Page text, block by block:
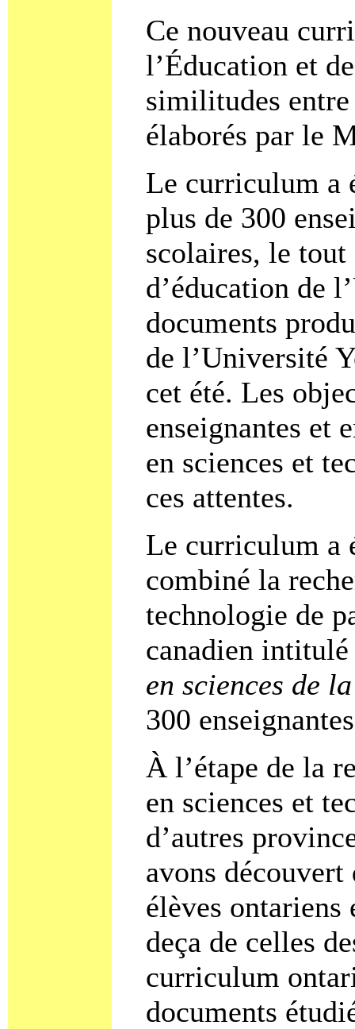
Ce nouveau
l’Éducation et
similitudes
élaborés par le
Le curriculum a
plus de 300
scolaires, le
d’éducation de
documents
de l’Université
cet été. Les
enseignantes et
en sciences et
ces attentes.
Le curriculum a
combiné la
technologie de
canadien
en sciences de
300
À l’étape de la
en sciences et
d’autres
avons découvert
élèves ontariens
deça de celles
curriculum
documents